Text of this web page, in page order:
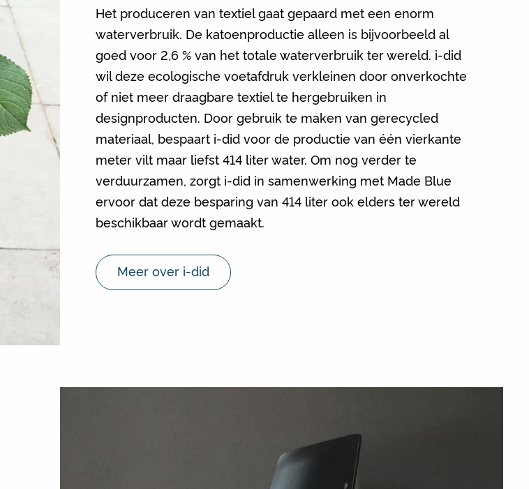
Het produceren van textiel gaat gepaard met een enorm
waterverbruik. De katoenproductie alleen is bijvoorbeeld al
goed voor 2,6 % van het totale waterverbruik ter wereld. i-did
wil deze ecologische voetafdruk verkleinen door onverkochte
of niet meer draagbare textiel te hergebruiken in
designproducten. Door gebruik te maken van gerecycled
materiaal, bespaart i-did voor de productie van één vierkante
meter vilt maar liefst 414 liter water. Om nog verder te
verduurzamen, zorgt i-did in samenwerking met Made Blue
ervoor dat deze besparing van 414 liter ook elders ter wereld
beschikbaar wordt gemaakt.
Meer over i-did